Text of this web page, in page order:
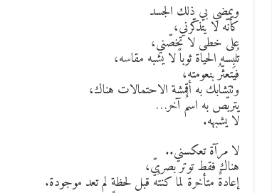
ويمضي بي ذلك الجسد
كأنّه لا يتذكّرني،
على خطى لا تخصّني،
تُلبِسه الحياة ثوباً لا يشبه مقاسه،
فيتعثّرُ بنعومته،
وتتشابك به أقمشة الاحتمالات هناك،
يتربّص به اسمٌ آخر…
لا يشبهه.
لا مرآة تعكسني..
هناك فقط توتر بصريّ،
إعادةٌ متأخرة لما كنتُه قبل لحظةٍ لم تعد موجودة.